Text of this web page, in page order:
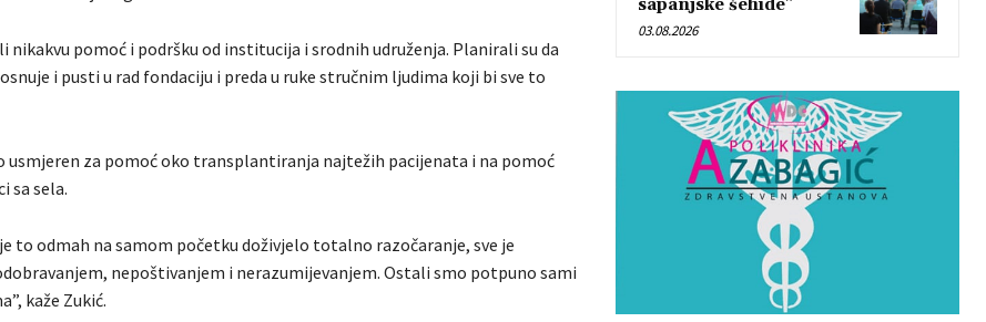
nikakvu pomoć i podršku od institucija i srodnih udruženja. Planirali su da
i pusti u rad fondaciju i preda u ruke stručnim ljudima koji bi sve to
usmjeren za pomoć oko transplantiranja najtežih pacijenata i na pomoć
sa sela.
to odmah na samom početku doživjelo totalno razočaranje, sve je
nepoštivanjem i nerazumijevanjem. Ostali smo potpuno sami
kaže Zukić.
sapanjske šehide”
03.08.2026